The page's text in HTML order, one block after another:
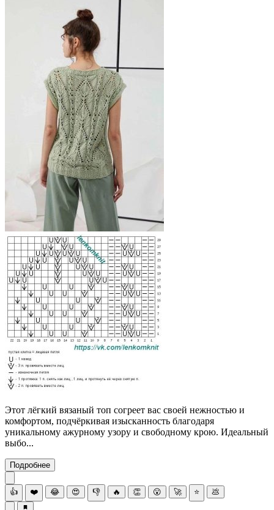
Этот лёгкий вязаный топ согреет вас своей нежностью и
комфортом, подчёркивая изысканность благодаря
уникальному ажурному узору и свободному крою. Идеальный
выбо...
Подробнее
👍 ❤️ 😂 😍 👎 🔥 👏 😮 🚀 ⭐ 💩